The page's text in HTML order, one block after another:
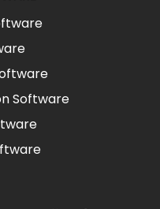
Software